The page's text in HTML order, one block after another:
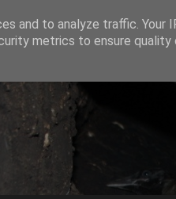
and to analyze traffic. Your
metrics to ensure